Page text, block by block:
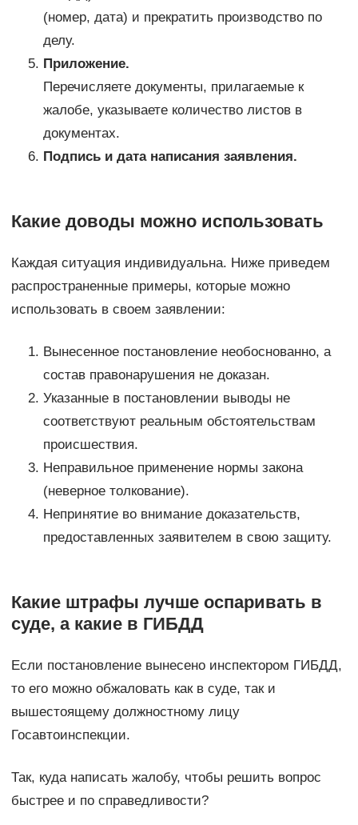
(номер, дата) и прекратить производство по
делу.
Приложение.
Перечисляете документы, прилагаемые к
жалобе, указываете количество листов в
документах.
Подпись и дата написания заявления.
Какие доводы можно использовать
Каждая ситуация индивидуальна. Ниже приведем
распространенные примеры, которые можно
использовать в своем заявлении:
Вынесенное постановление необоснованно, а
состав правонарушения не доказан.
Указанные в постановлении выводы не
соответствуют реальным обстоятельствам
происшествия.
Неправильное применение нормы закона
(неверное толкование).
Непринятие во внимание доказательств,
предоставленных заявителем в свою защиту.
Какие штрафы лучше оспаривать в
суде, а какие в ГИБДД
Если постановление вынесено инспектором ГИБДД,
то его можно обжаловать как в суде, так и
вышестоящему должностному лицу
Госавтоинспекции.
Так, куда написать жалобу, чтобы решить вопрос
быстрее и по справедливости?